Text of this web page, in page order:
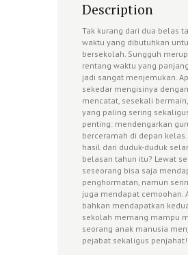
Description
Tak kurang dari dua belas
waktu yang dibutuhkan
bersekolah. Sungguh
rentang waktu yang
jadi sangat menjemukan.
sekedar mengisinya
mencatat, sesekali
yang paling sering
penting: mendengarkan
berceramah di depan
hasil dari duduk-duduk
belasan tahun itu? Lewat
seseorang bisa saja
penghormatan, namun
juga mendapat cemoohan.
bahkan mendapatkan
sekolah memang mampu
seorang anak manusia
pejabat sekaligus penjahat!